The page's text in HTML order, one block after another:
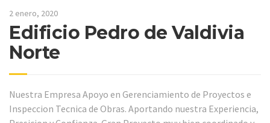
2 enero, 2020
Edificio Pedro de Valdivia
Norte
Nuestra Empresa Apoyo en Gerenciamiento de Proyectos e
Inspeccion Tecnica de Obras. Aportando nuestra Experiencia,